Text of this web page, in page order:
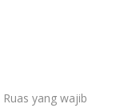
Ruas yang wajib